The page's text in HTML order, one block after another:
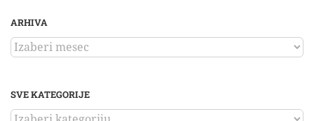
ARHIVA
ARHIVA
SVE KATEGORIJE
SVE